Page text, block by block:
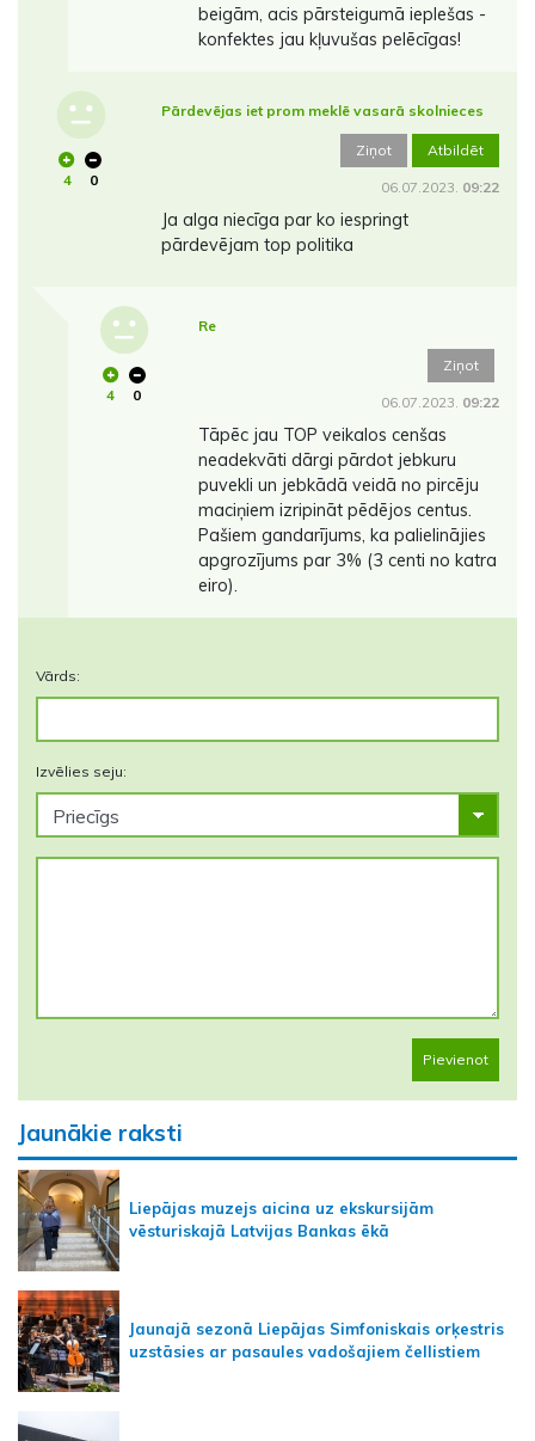
beigām, acis pārsteigumā ieplešas -
konfektes jau kļuvušas pelēcīgas!
4 0
Pārdevējas iet prom meklē vasarā skolnieces
Ziņot Atbildēt
06.07.2023. 09:22
Ja alga niecīga par ko iespringt
pārdevējam top politika
4 0
Re
Ziņot
06.07.2023. 09:22
Tāpēc jau TOP veikalos cenšas
neadekvāti dārgi pārdot jebkuru
puvekli un jebkādā veidā no pircēju
maciņiem izripināt pēdējos centus.
Pašiem gandarījums, ka palielinājies
apgrozījums par 3% (3 centi no katra
eiro).
Vārds:
Izvēlies seju:
Pievienot
Jaunākie raksti
Liepājas muzejs aicina uz ekskursijām
vēsturiskajā Latvijas Bankas ēkā
Jaunajā sezonā Liepājas Simfoniskais orķestris
uzstāsies ar pasaules vadošajiem čellistiem